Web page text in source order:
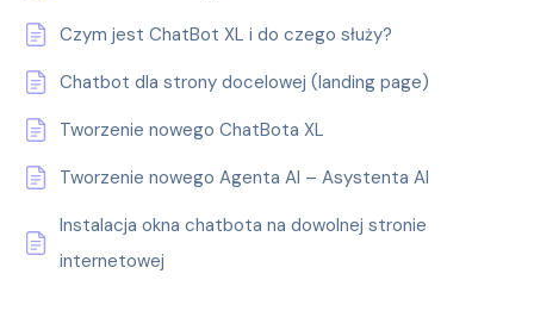
Czym jest ChatBot XL i do czego służy?
Chatbot dla strony docelowej (landing page)
Tworzenie nowego ChatBota XL
Tworzenie nowego Agenta AI – Asystenta AI
Instalacja okna chatbota na dowolnej stronie
internetowej